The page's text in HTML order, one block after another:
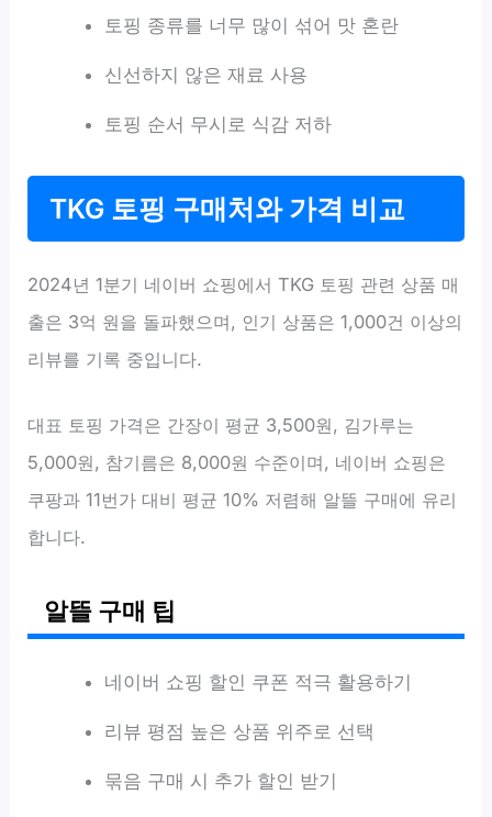
토핑 종류를 너무 많이 섞어 맛 혼란
신선하지 않은 재료 사용
토핑 순서 무시로 식감 저하
TKG 토핑 구매처와 가격 비교
2024년 1분기 네이버 쇼핑에서 TKG 토핑 관련 상품 매
출은 3억 원을 돌파했으며, 인기 상품은 1,000건 이상의
리뷰를 기록 중입니다.
대표 토핑 가격은 간장이 평균 3,500원, 김가루는
5,000원, 참기름은 8,000원 수준이며, 네이버 쇼핑은
쿠팡과 11번가 대비 평균 10% 저렴해 알뜰 구매에 유리
합니다.
알뜰 구매 팁
네이버 쇼핑 할인 쿠폰 적극 활용하기
리뷰 평점 높은 상품 위주로 선택
묶음 구매 시 추가 할인 받기